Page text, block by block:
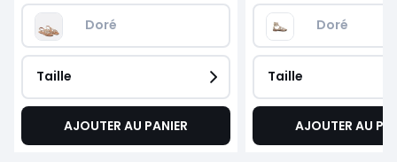
Doré
Taille
AJOUTER AU PANIER
Doré
Taille
AJOUTER AU